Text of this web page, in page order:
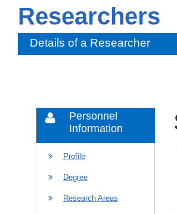
Researchers
Details of a Researcher
Personnel
Information
Profile
Degree
Research Areas